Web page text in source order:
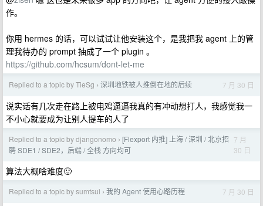
作。
你用 hermes 的话，可以试试让他安装这个，是我把我 agent 上的管
理我待办的 prompt 抽成了一个 plugin 。
https://github.com/hcsum/dont-let-me
Replied to a topic by TieSg › 深圳地铁被人推倒在地的后续 7 月 30 日
说实话有几次走在路上被电鸡逼逼我真的有冲动想打人，我感觉我一
不小心就要成为让别人提车的人了
Replied to a topic by djangonomo › [Flexport 内推] 上海 / 深圳 / 北京招
聘 SDE1 / SDE2，后端 / 全栈 方向均可
7 月
30 日
算法大概啥难度🙂
Replied to a topic by sumtsui › 我的 Agent 使用心路历程 7 月 30 日